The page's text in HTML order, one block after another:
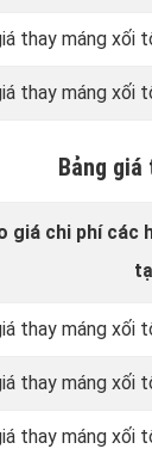
thay máng xối
thay máng xối
Bảng giá
giá chi phí các
thay máng xối
thay máng xối
thay máng xối